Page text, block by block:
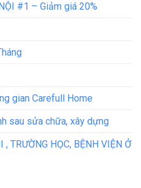
#1 – Giảm giá 20%
gian Carefull Home
sau sửa chữa, xây dựng
TRƯỜNG HỌC, BỆNH VIỆN Ở